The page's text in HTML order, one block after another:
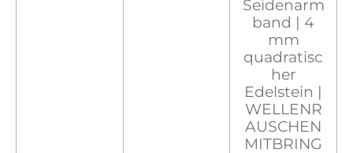
Seidenarm
band | 4
mm
quadratisc
her
Edelstein |
WELLENR
AUSCHEN
MITBRING